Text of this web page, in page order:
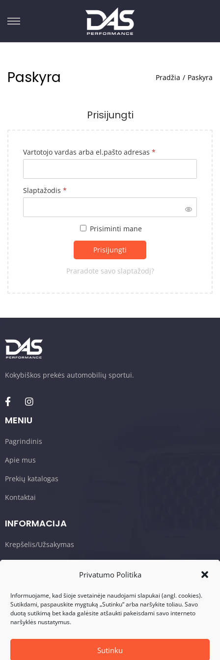
Privatumo Politika
Informuojame, kad šioje svetainėje naudojami slapukai (angl. cookies).
Sutikdami, paspauskite mygtuką „Sutinku“ arba naršykite toliau. Savo
duotą sutikimą bet kada galėsite atšaukti pakeisdami savo interneto
naršyklės nustatymus.
Sutinku
Paskyra Pradžia / Paskyra
Prisijungti
Vartotojo vardas arba el.pašto adresas *
Slaptažodis *
Prisiminti mane
Prisijungti
Praradote savo slaptažodį?
Kokybiškos prekės automobilių sportui.
MENIU
Pagrindinis
Apie mus
Prekių katalogas
Kontaktai
INFORMACIJA
Krepšelis/Užsakymas
Sąlygos ir taisyklės
KONTAKTAI
Adresas: Visalaukio g. 75, LT-08456 Vilnius
Telefonas: +370 617 17280